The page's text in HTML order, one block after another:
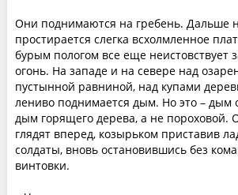
Они поднимаются на гребень. Дальше
простирается слегка всхолмленное
бурым пологом все еще неистовствует
огонь. На западе и на севере над
пустынной равниной, над купами
лениво поднимается дым. Но это – дым
дым горящего дерева, а не пороховой.
глядят вперед, козырьком приставив
солдаты, вновь остановившись без
винтовки.